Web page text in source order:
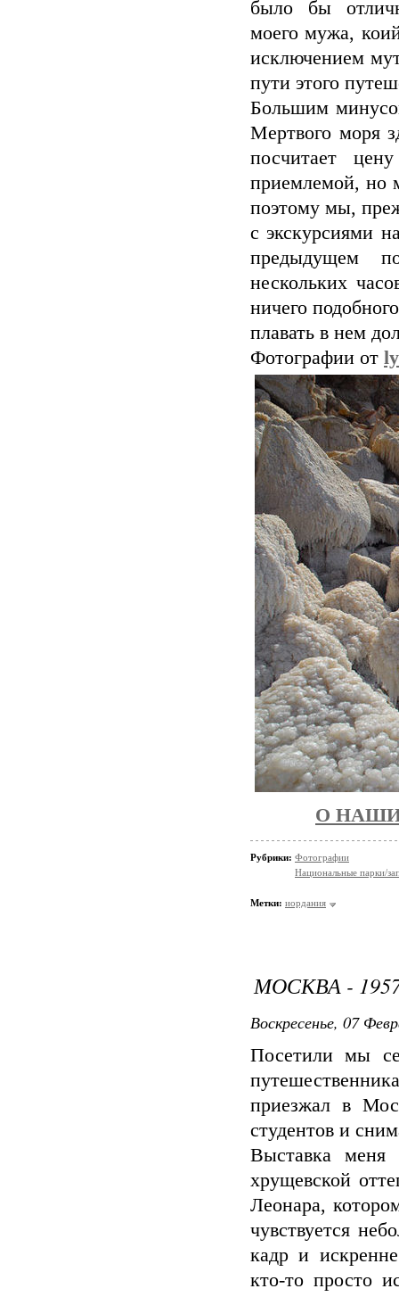
было бы
моего мужа,
исключением
пути этого
Большим
Мертвого моря
посчитает
приемлемой, но
поэтому мы,
с экскурсиями
предыдущем
нескольких
ничего
плавать в нем
Фотографии от
О
Рубрики: Фотографии
Национальные парки/
Метки: иордания
МОСКВА -
Воскресенье, 07
Посетили мы
приезжал в
студентов и
Выставка меня
хрущевской
Леонара,
чувствуется
кадр и
кто-то просто